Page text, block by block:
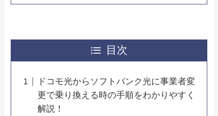
目次
ドコモ光からソフトバンク光に事業者変
更で乗り換える時の手順をわかりやすく
解説！